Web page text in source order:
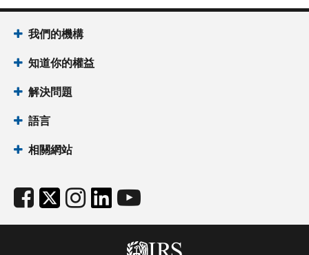
我們的機構
知道你的權益
解決問題
語言
相關網站